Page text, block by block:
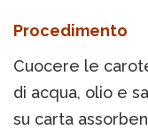
Procedimento
Cuocere le
di acqua, olio e
su carta